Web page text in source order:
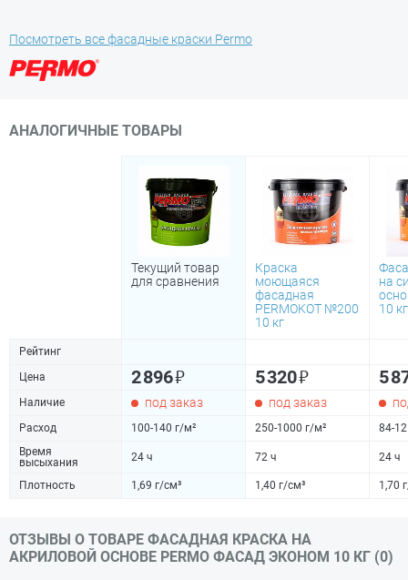
Посмотреть все фасадные краски Permo
АНАЛОГИЧНЫЕ ТОВАРЫ
Текущий товар
для сравнения
Краска
моющаяся
фасадная
PERMOKOT №200
10 кг
на
10 кг
Рейтинг
Цена
2 896₽ 5 320₽ 5
Наличие под заказ под заказ
Расход 100-140 г/м² 250-1000 г/м²
84-
Время
высыхания
24 ч 72 ч 24 ч
Плотность 1,69 г/см³ 1,40 г/см³ 1,70
ОТЗЫВЫ О ТОВАРЕ ФАСАДНАЯ КРАСКА НА
АКРИЛОВОЙ ОСНОВЕ PERMO ФАСАД ЭКОНОМ 10 КГ (0)